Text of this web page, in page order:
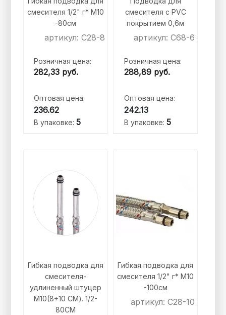
смесителя 1/2" г* M10
-80см
артикул: C28-8
Розничная цена:
282,33 руб.
Оптовая цена:
236.62
В упаковке:5
смесителя с PVC
покрытием 0,6м
артикул: C68-6
Розничная цена:
288,89 руб.
Оптовая цена:
242.13
В упаковке: 5
Гибкая подводка для
смесителя-
удлиненный штуцер
М10(8+10 СМ). 1/2-
80СМ
Гибкая подводка для
смесителя 1/2" г* M10
-100см
артикул: C28-10